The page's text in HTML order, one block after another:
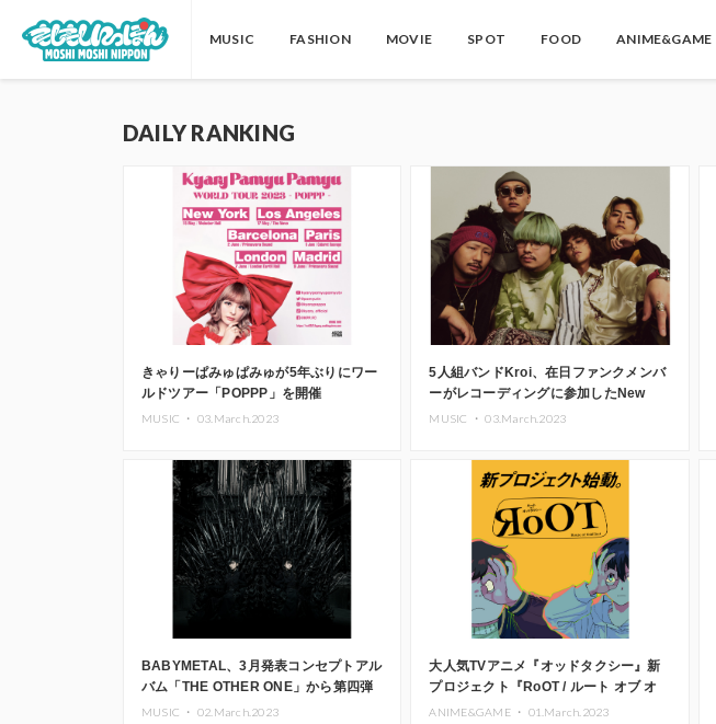
MUSIC FASHION MOVIE SPOT FOOD ANIME&GAME
DAILY RANKING
きゃりーぱみゅぱみゅが5年ぶりにワー
ルドツアー「POPPP」を開催
MUSIC ・ 03.March.2023
5人組バンドKroi、在日ファンクメンバ
ーがレコーディングに参加したNew
Digital Single「風来」を配信スタート
MUSIC ・03.March.2023
BABYMETAL、3月発表コンセプトアル
バム「THE OTHER ONE」から第四弾
先行配信楽曲「Light and Darkness」
MUSIC ・ 02.March.2023
大人気TVアニメ『オッドタクシー』新
プロジェクト『RoOT / ルート オブ オ
ッドタクシー』が始動
ANIME&GAME ・ 01.March.2023